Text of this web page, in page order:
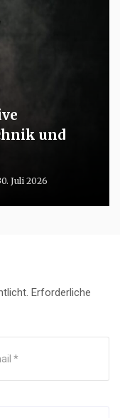
und
Juli 2026
Erforderliche